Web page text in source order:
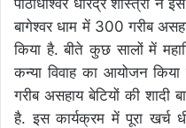
बागेश्वर धाम में 300 गरीब
किया है. बीते कुछ सालों में
कन्या विवाह का आयोजन
गरीब असहाय बेटियों की शादी
है. इस कार्यक्रम में पूरा खर्च